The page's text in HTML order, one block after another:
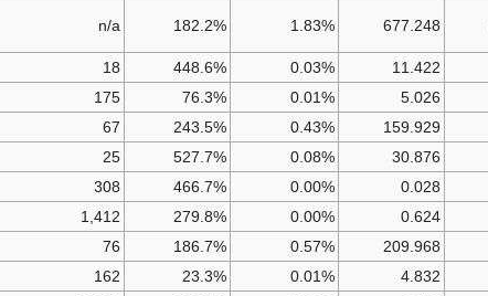
677.248
1.83%
182.2%
n/a
11.422
0.03%
448.6%
18
5.026
0.01%
76.3%
175
159.929
0.43%
243.5%
67
30.876
0.08%
527.7%
25
0.028
0.00%
466.7%
308
0.624
0.00%
279.8%
1,412
209.968
0.57%
186.7%
76
4.832
0.01%
23.3%
162